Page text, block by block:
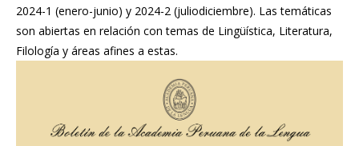
2024-1 (enero-junio) y 2024-2 (juliodiciembre). Las temáticas
son abiertas en relación con temas de Lingüística, Literatura,
Filología y áreas afines a estas.